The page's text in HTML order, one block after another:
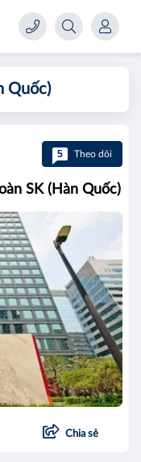
Quốc)
5 Theo dõi
SK (Hàn Quốc)
Chia sẻ